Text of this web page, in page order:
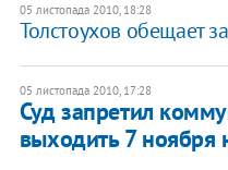
05 листопада 2010, 18:28
​Толстоухов обещает
05 листопада 2010, 17:28
Суд запретил
выходить 7 ноября